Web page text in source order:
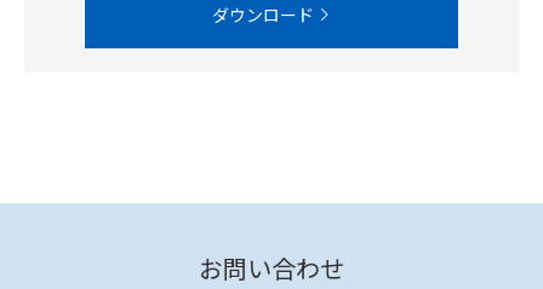
ダウンロード
お問い合わせ